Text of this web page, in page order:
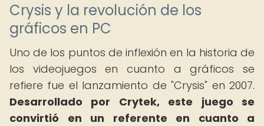
Crysis y la revolución de los
gráficos en PC
Uno de los puntos de inflexión en la historia de
los videojuegos en cuanto a gráficos se
refiere fue el lanzamiento de "Crysis" en 2007.
Desarrollado por Crytek, este juego se
convirtió en un referente en cuanto a